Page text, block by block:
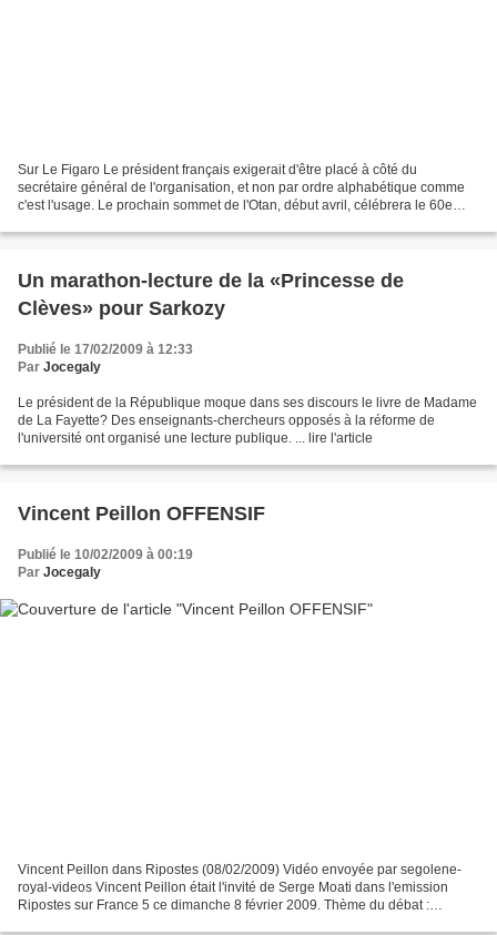
Sur Le Figaro Le président français exigerait d'être placé à côté du
secrétaire général de l'organisation, et non par ordre alphabétique comme
c'est l'usage. Le prochain sommet de l'Otan, début avril, célébrera le 60e
Un marathon-lecture de la «Princesse de
Clèves» pour Sarkozy
Publié le 17/02/2009 à 12:33
Par Jocegaly
Le président de la République moque dans ses discours le livre de Madame
de La Fayette? Des enseignants-chercheurs opposés à la réforme de
l'université ont organisé une lecture publique. ... lire l'article
Vincent Peillon OFFENSIF
Publié le 10/02/2009 à 00:19
Par Jocegaly
Vincent Peillon dans Ripostes (08/02/2009) Vidéo envoyée par segolene-
royal-videos Vincent Peillon était l'invité de Serge Moati dans l'emission
Ripostes sur France 5 ce dimanche 8 février 2009. Thème du débat :